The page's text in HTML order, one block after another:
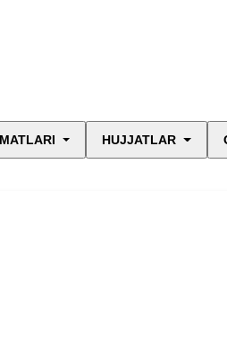
HUJJATLAR